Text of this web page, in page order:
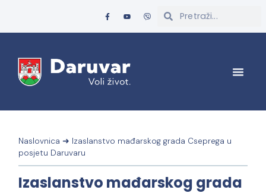
Naslovnica ➜ Izaslanstvo mađarskog grada Cseprega u
posjetu Daruvaru
Izaslanstvo mađarskog grada